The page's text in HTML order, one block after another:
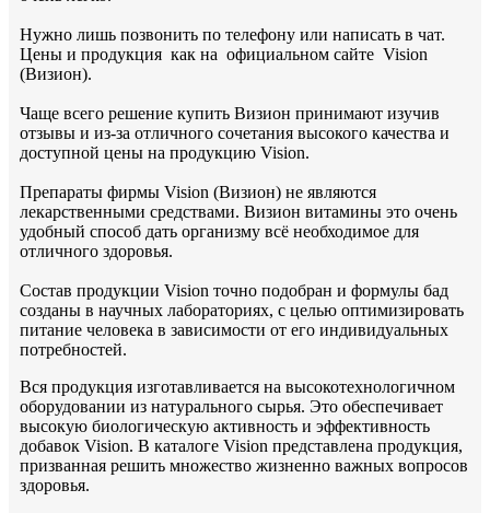
Нужно лишь позвонить по телефону или написать в чат.
Цены и продукция как на официальном сайте Vision
(Визион).
Чаще всего решение купить Визион принимают изучив
отзывы и из-за отличного сочетания высокого качества и
доступной цены на продукцию Vision.
Препараты фирмы Vision (Визион) не являются
лекарственными средствами. Визион витамины это очень
удобный способ дать организму всё необходимое для
отличного здоровья.
Состав продукции Vision точно подобран и формулы бад
созданы в научных лабораториях, с целью оптимизировать
питание человека в зависимости от его индивидуальных
потребностей.
Вся продукция изготавливается на высокотехнологичном
оборудовании из натурального сырья. Это обеспечивает
высокую биологическую активность и эффективность
добавок Vision. В каталоге Vision представлена продукция,
призванная решить множество жизненно важных вопросов
здоровья.